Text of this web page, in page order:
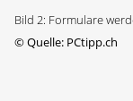
Bild 2: Formulare
©Quelle: PCtipp.ch